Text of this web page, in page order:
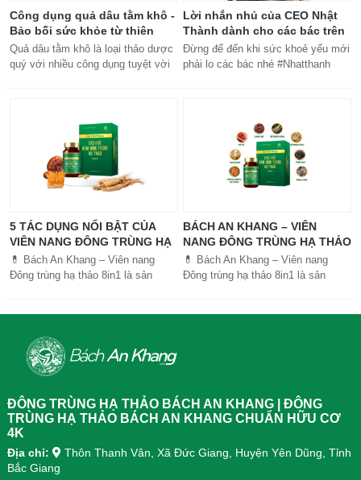
Công dụng quả dâu tằm khô -
Bảo bối sức khỏe từ thiên
nhiên
Quả dâu tằm khô là loại thảo dược
quý với nhiều công dụng tuyệt vời
Lời nhắn nhủ của CEO Nhật
Thành dành cho các bác trên
50 tuổi
Đừng để đến khi sức khoẻ yếu mới
phải lo các bác nhé #Nhatthanh
#khoetubentrong #nhatthanhbak
5 TÁC DỤNG NỔI BẬT CỦA
VIÊN NANG ĐÔNG TRÙNG HẠ
THẢO BÁCH AN KHANG
💊 Bách An Khang – Viên nang
Đông trùng hạ thảo 8in1 là sản
tiêu hóa, ngủ ngon, giảm mệt mỏi.
Sản phẩm được sản xuất tại nhà
máy đạt chuẩn GMP, sử dụng công
giúp hấp thu nhanh và hiệu quả
hơn.
BÁCH AN KHANG – VIÊN
NANG ĐÔNG TRÙNG HẠ THẢO
8IN1: GIẢI PHÁP SỨC KHỎE
TOÀN DIỆN
💊 Bách An Khang – Viên nang
Đông trùng hạ thảo 8in1 là sản
ĐÔNG TRÙNG HẠ THẢO BÁCH AN KHANG | ĐÔNG
TRÙNG HẠ THẢO BÁCH AN KHANG CHUẨN HỮU CƠ
4K
Địa chỉ:
Thôn Thanh Vân, Xã Đức Giang, Huyện Yên Dũng, Tỉnh
Bắc Giang